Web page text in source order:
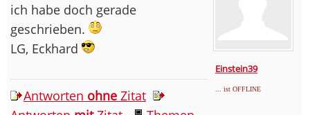
Einstein39
... ist OFFLINE
ich habe doch gerade
geschrieben.
LG, Eckhard
Antworten ohne Zitat